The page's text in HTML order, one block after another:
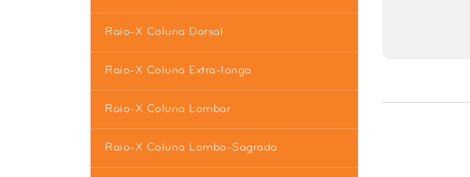
Raio-X Coluna Dorsal
Raio-X Coluna Extra-longa
Raio-X Coluna Lombar
Raio-X Coluna Lombo-Sagrada